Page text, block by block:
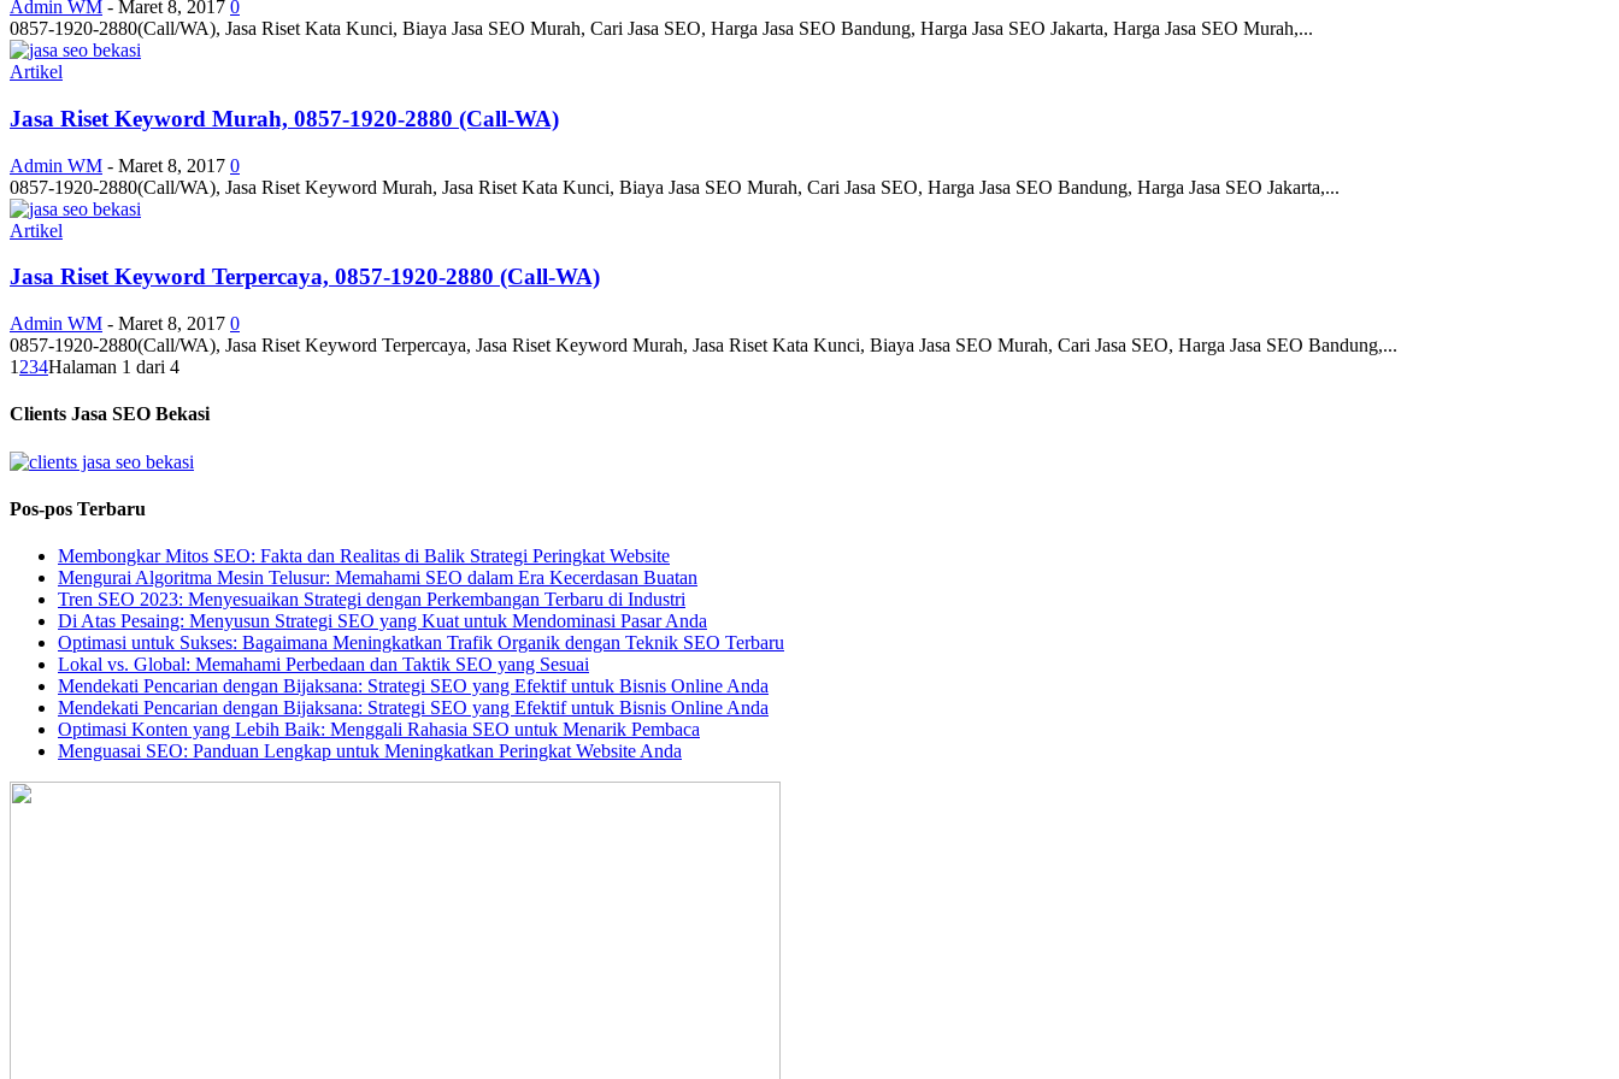
Admin WM - Maret 8, 2017 0
0857-1920-2880(Call/WA), Jasa Riset Kata Kunci, Biaya Jasa SEO Murah, Cari Jasa SEO, Harga Jasa SEO Bandung, Harga Jasa SEO Jakarta, Harga Jasa SEO Murah,...
Artikel
Jasa Riset Keyword Murah, 0857-1920-2880 (Call-WA)
Admin WM - Maret 8, 2017 0
0857-1920-2880(Call/WA), Jasa Riset Keyword Murah, Jasa Riset Kata Kunci, Biaya Jasa SEO Murah, Cari Jasa SEO, Harga Jasa SEO Bandung, Harga Jasa SEO Jakarta,...
Artikel
Jasa Riset Keyword Terpercaya, 0857-1920-2880 (Call-WA)
Admin WM - Maret 8, 2017 0
0857-1920-2880(Call/WA), Jasa Riset Keyword Terpercaya, Jasa Riset Keyword Murah, Jasa Riset Kata Kunci, Biaya Jasa SEO Murah, Cari Jasa SEO, Harga Jasa SEO Bandung,...
1 234Halaman 1 dari 4
Clients Jasa SEO Bekasi
Pos-pos Terbaru
Membongkar Mitos SEO: Fakta dan Realitas di Balik Strategi Peringkat Website
Mengurai Algoritma Mesin Telusur: Memahami SEO dalam Era Kecerdasan Buatan
Tren SEO 2023: Menyesuaikan Strategi dengan Perkembangan Terbaru di Industri
Di Atas Pesaing: Menyusun Strategi SEO yang Kuat untuk Mendominasi Pasar Anda
Optimasi untuk Sukses: Bagaimana Meningkatkan Trafik Organik dengan Teknik SEO Terbaru
Lokal vs. Global: Memahami Perbedaan dan Taktik SEO yang Sesuai
Mendekati Pencarian dengan Bijaksana: Strategi SEO yang Efektif untuk Bisnis Online Anda
Mendekati Pencarian dengan Bijaksana: Strategi SEO yang Efektif untuk Bisnis Online Anda
Optimasi Konten yang Lebih Baik: Menggali Rahasia SEO untuk Menarik Pembaca
Menguasai SEO: Panduan Lengkap untuk Meningkatkan Peringkat Website Anda